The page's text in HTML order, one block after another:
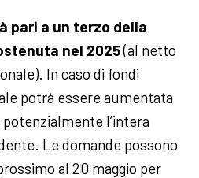
pari a un terzo della
nel 2025(al netto
In caso di fondi
potrà essere aumentata
l’intera
Le domande possono
al 20 maggio per